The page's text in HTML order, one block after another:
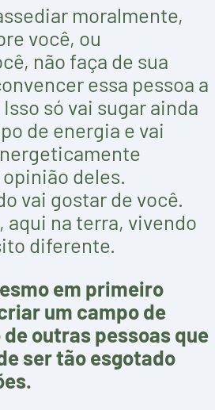
moralmente,
você, ou
não faça de sua
essa pessoa a
só vai sugar ainda
de energia e vai
deles.
vai gostar de você.
aqui na terra, vivendo
diferente.
em primeiro
um campo de
outras pessoas que
ser tão esgotado